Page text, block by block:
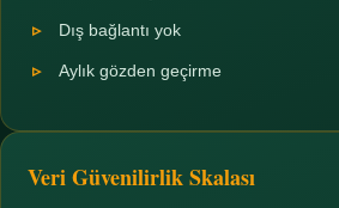
Dış bağlantı yok
Aylık gözden geçirme
Veri Güvenilirlik Skalası